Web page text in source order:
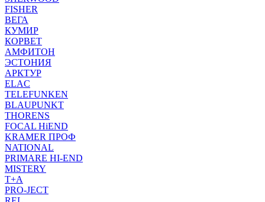
FISHER
ВЕГА
КУМИР
КОРВЕТ
АМФИТОН
ЭСТОНИЯ
АРКТУР
ELAC
TELEFUNKEN
BLAUPUNKT
THORENS
FOCAL HiEND
KRAMER ПРОФ
NATIONAL
PRIMARE HI-END
MISTERY
T+A
PRO-JECT